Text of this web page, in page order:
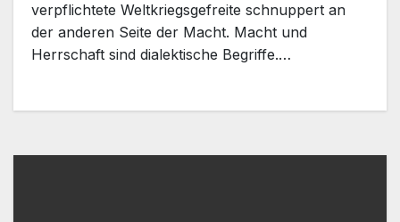
verpflichtete Weltkriegsgefreite schnuppert an
der anderen Seite der Macht. Macht und
Herrschaft sind dialektische Begriffe.…